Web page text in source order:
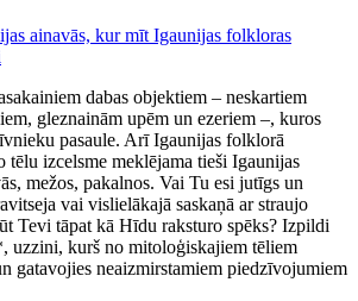
dabas objektiem – neskartiem
gleznainām upēm un ezeriem –, kuros
pasaule. Arī Igaunijas folklorā
tēlu izcelsme meklējama tieši Igaunijas
mežos, pakalnos. Vai Tu esi jutīgs un
vai vislielākajā saskaņā ar straujo
Tevi tāpat kā Hīdu raksturo spēks? Izpildi
uzzini, kurš no mitoloģiskajiem tēliem
gatavojies neaizmirstamiem piedzīvojumiem